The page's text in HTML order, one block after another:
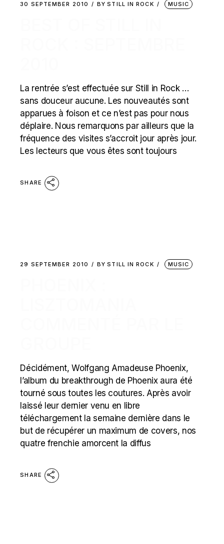
30 SEPTEMBER 2010 BY STILL IN ROCK MUSIC
La rentrée s’est effectuée sur Still in Rock …
sans douceur aucune. Les nouveautés sont
apparues à foison et ce n’est pas pour nous
déplaire. Nous remarquons par ailleurs que la
fréquence des visites s’accroit jour après jour.
Les lecteurs que vous êtes sont toujours
SHARE
29 SEPTEMBER 2010 BY STILL IN ROCK MUSIC
Décidément, Wolfgang Amadeuse Phoenix,
l’album du breakthrough de Phoenix aura été
tourné sous toutes les coutures. Après avoir
laissé leur dernier venu en libre
téléchargement la semaine dernière dans le
but de récupérer un maximum de covers, nos
quatre frenchie amorcent la diffus
SHARE